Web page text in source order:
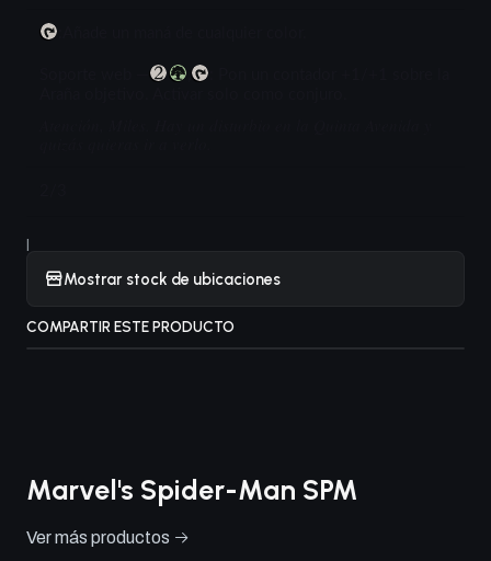
|
Mostrar stock de ubicaciones
COMPARTIR ESTE PRODUCTO
Marvel's Spider-Man SPM
Ver más productos